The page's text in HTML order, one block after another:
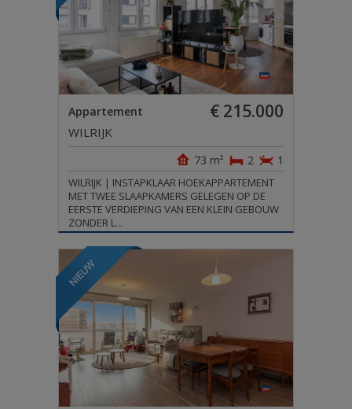
Appartement € 215.000
WILRIJK
1
2
73 m²
WILRIJK | INSTAPKLAAR HOEKAPPARTEMENT
MET TWEE SLAAPKAMERS GELEGEN OP DE
EERSTE VERDIEPING VAN EEN KLEIN GEBOUW
ZONDER L...